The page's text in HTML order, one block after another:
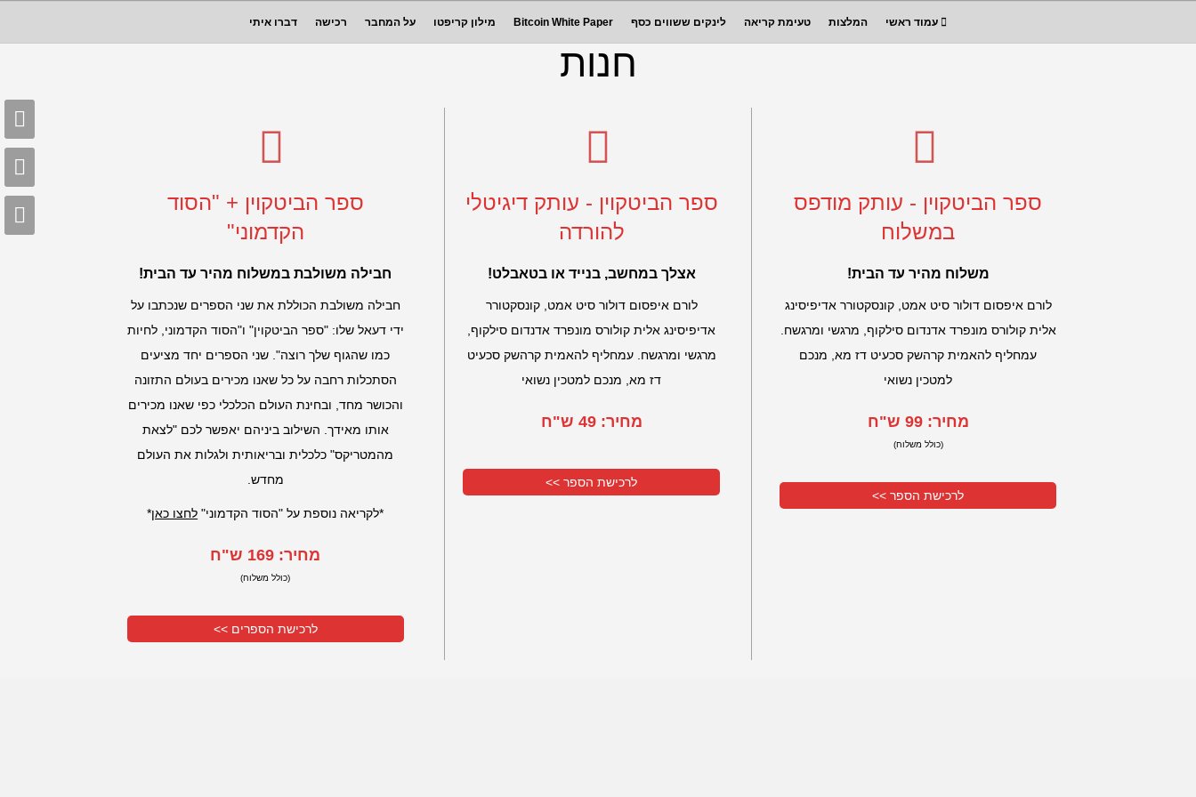
ביטקוין והעתיד הכלכלי שלך עמוד ראשי המלצות טעימת קריאה לינקים ששווים כסף Bitcoin White Paper מילון קריפטו על המחבר רכישה דברו איתי
חנות
ספר הביטקוין - עותק מודפס
במשלוח
משלוח מהיר עד הבית!
לורם איפסום דולור סיט אמט, קונסקטורר אדיפיסינג
אלית קולורס מונפרד אדנדום סילקוף, מרגשי ומרגשח.
עמחליף להאמית קרהשק סכעיט דז מא, מנכם
למטכין נשואי
מחיר: 99 ש"ח
(כולל משלוח)
לרכישת הספר >>
ספר הביטקוין - עותק דיגיטלי
להורדה
אצלך במחשב, בנייד או בטאבלט!
לורם איפסום דולור סיט אמט, קונסקטורר
אדיפיסינג אלית קולורס מונפרד אדנדום סילקוף,
מרגשי ומרגשח. עמחליף להאמית קרהשק סכעיט
דז מא, מנכם למטכין נשואי
מחיר: 49 ש"ח
לרכישת הספר >>
ספר הביטקוין + "הסוד
הקדמוני"
חבילה משולבת במשלוח מהיר עד הבית!
חבילה משולבת הכוללת את שני הספרים שנכתבו על
ידי דעאל שלו: "ספר הביטקוין" ו"הסוד הקדמוני, לחיות
כמו שהגוף שלך רוצה". שני הספרים יחד מציעים
הסתכלות רחבה על כל שאנו מכירים בעולם התזונה
והכושר מחד, ובחינת העולם הכלכלי כפי שאנו מכירים
אותו מאידך. השילוב ביניהם יאפשר לכם "לצאת
מהמטריקס" כלכלית ובריאותית ולגלות את העולם
מחדש.
*לקריאה נוספת על "הסוד הקדמוני" לחצו כאן*
מחיר: 169 ש"ח
(כולל משלוח)
לרכישת הספרים >>